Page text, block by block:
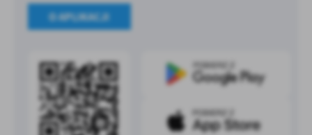
O APLIKACJI